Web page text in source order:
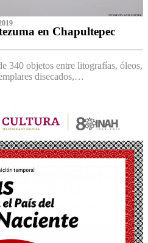
en Chapultepec
340 objetos entre litografías, óleos,
disecados,…